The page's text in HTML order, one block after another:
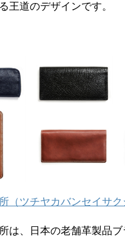
王道のデザインです。
（ツチヤカバンセイサク
は、日本の老舗革製品ブ